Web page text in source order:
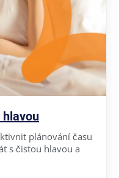
plánování času
s čistou hlavou a